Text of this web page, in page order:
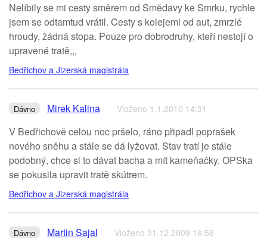
Nelíbily se mi cesty směrem od Smědavy ke Smrku, rychle
jsem se odtamtud vrátil. Cesty s kolejemi od aut, zmrzlé
hroudy, žádná stopa. Pouze pro dobrodruhy, kteří nestojí o
upravené tratě,,,
Bedřichov a Jizerská magistrála
Dávno Mirek Kalina Vloženo 1.1.2010 14:31
V Bedřichově celou noc pršelo, ráno připadl poprašek
nového sněhu a stále se dá lyžovat. Stav tratí je stále
podobný, chce si to dávat bacha a mít kameňačky. OPSka
se pokusila upravit tratě skútrem.
Bedřichov a Jizerská magistrála
Dávno Martin Sajal Vloženo 31.12.2009 16:58